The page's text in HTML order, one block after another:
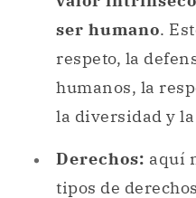
ser humano.
respeto, la
humanos, la
la diversidad y
Derechos: aquí
tipos de